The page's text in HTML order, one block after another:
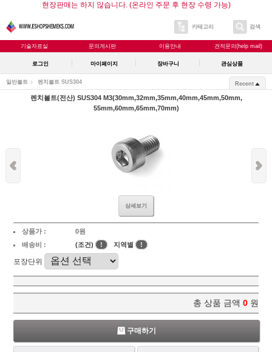
현장판매는 하지 않습니다. (온라인 주문 후 현장 수령 가능)
카테고리 검색
기술자료실 문의게시판 이용안내 견적문의(help mail)
로그인 마이페이지 장바구니 관심상품
일반볼트 렌치볼트 SUS304 Recent
렌치볼트(전산) SUS304 M3(30mm,32mm,35mm,40mm,45mm,50mm,
55mm,60mm,65mm,70mm)
상세보기
상품가 :
0원
배송비 :
(조건) ! 지역별 !
포장단위
총 상품 금액 0 원
구매하기